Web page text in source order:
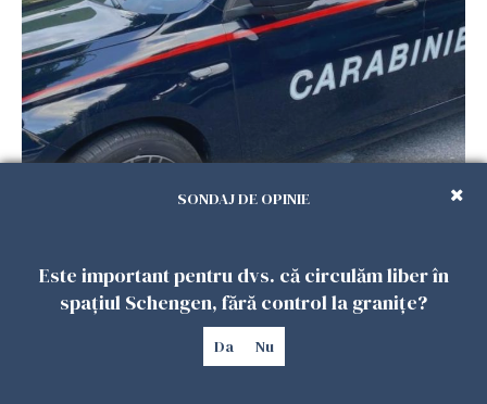
Româncă din Italia, acuzată că și-a lăsat copiii
25 IULIE 2026
SONDAJ DE OPINIE
Este important pentru dvs. că circulăm liber în
spațiul Schengen, fără control la granițe?
Da Nu